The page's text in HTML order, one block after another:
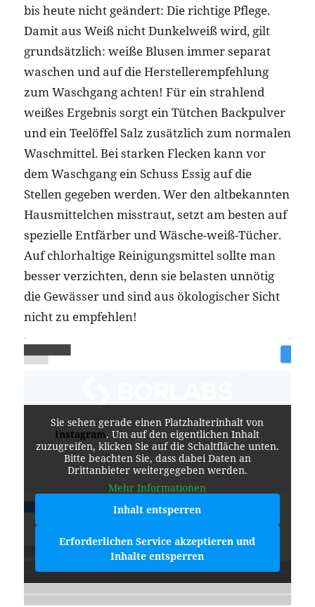
bis heute nicht geändert: Die richtige Pflege.
Damit aus Weiß nicht Dunkelweiß wird, gilt
grundsätzlich: weiße Blusen immer separat
waschen und auf die Herstellerempfehlung
zum Waschgang achten! Für ein strahlend
weißes Ergebnis sorgt ein Tütchen Backpulver
und ein Teelöffel Salz zusätzlich zum normalen
Waschmittel. Bei starken Flecken kann vor
dem Waschgang ein Schuss Essig auf die
Stellen gegeben werden. Wer den altbekannten
Hausmittelchen misstraut, setzt am besten auf
spezielle Entfärber und Wäsche-weiß-Tücher.
Auf chlorhaltige Reinigungsmittel sollte man
besser verzichten, denn sie belasten unnötig
die Gewässer und sind aus ökologischer Sicht
nicht zu empfehlen!
Sie sehen gerade einen Platzhalterinhalt von
Instagram. Um auf den eigentlichen Inhalt
zuzugreifen, klicken Sie auf die Schaltfläche unten.
Bitte beachten Sie, dass dabei Daten an
Drittanbieter weitergegeben werden.
Mehr Informationen
Inhalt entsperren
Erforderlichen Service akzeptieren und
Inhalte entsperren